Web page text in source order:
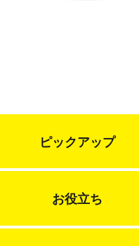
ピックアップ
お役立ち